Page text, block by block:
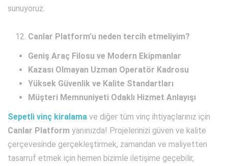
sunuyoruz.
Canlar Platform’u neden tercih etmeliyim?
Geniş Araç Filosu ve Modern Ekipmanlar
Kazası Olmayan Uzman Operatör Kadrosu
Yüksek Güvenlik ve Kalite Standartları
Müşteri Memnuniyeti Odaklı Hizmet Anlayışı
Sepetli vinç kiralama ve diğer tüm vinç ihtiyaçlarınız için
Canlar Platform yanınızda! Projelerinizi güven ve kalite
çerçevesinde gerçekleştirmek, zamandan ve maliyetten
tasarruf etmek için hemen bizimle iletişime geçebilir,